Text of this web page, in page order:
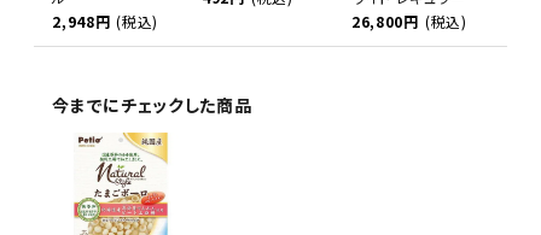
2,948円 (税込)
26,800円 (税込)
今までにチェックした商品